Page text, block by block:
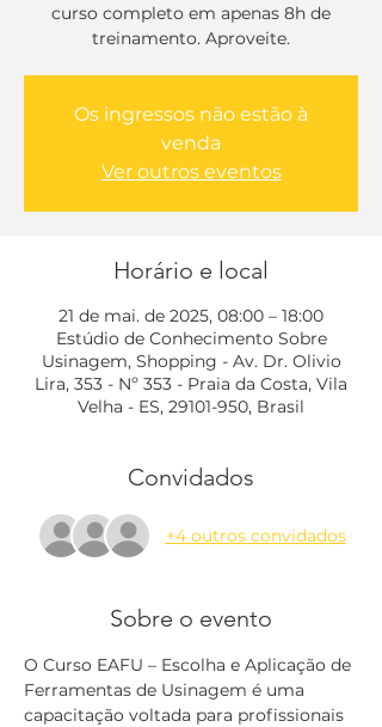
curso completo em apenas 8h de
treinamento. Aproveite.
Os ingressos não estão à
venda
Ver outros eventos
Horário e local
21 de mai. de 2025, 08:00 – 18:00
Estúdio de Conhecimento Sobre
Usinagem, Shopping - Av. Dr. Olivio
Lira, 353 - Nº 353 - Praia da Costa, Vila
Velha - ES, 29101-950, Brasil
Convidados
+4 outros convidados
Sobre o evento
O Curso EAFU – Escolha e Aplicação de
Ferramentas de Usinagem é uma
capacitação voltada para profissionais